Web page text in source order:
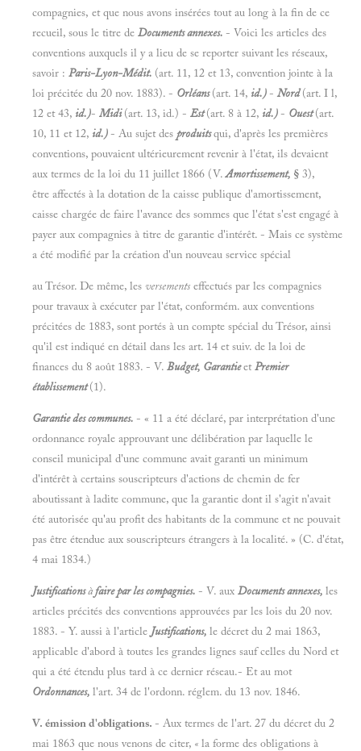
compagnies, et que nous avons insérées tout au long à la fin de ce
recueil, sous le titre de Documents annexes. - Voici les articles des
conventions auxquels il y a lieu de se reporter suivant les réseaux,
savoir : Paris-Lyon-Médit. (art. 11, 12 et 13, convention jointe à la
loi précitée du 20 nov. 1883). - Orléans (art. 14, id.)- Nord (art. I l,
12 et 43, id.)- Midi(art. 13, id.) - Est (art. 8 à 12, id.)- Ouest (art.
10, 11 et 12, id.)- Au sujet des produitsqui, d'après les premières
conventions, pouvaient ultérieurement revenir à l'état, ils devaient
aux termes de la loi du 11 juillet 1866 (V.Amortissement, § 3),
être affectés à la dotation de la caisse publique d'amortissement,
caisse chargée de faire l'avance des sommes que l'état s'est engagé à
payer aux compagnies à titre de garantie d'intérêt. - Mais ce système
a été modifié par la création d'un nouveau service spécial
au Trésor. De même, les versements effectués par les compagnies
pour travaux à exécuter par l'état, conformém. aux conventions
précitées de 1883, sont portés à un compte spécial du Trésor, ainsi
qu'il est indiqué en détail dans les art. 14 et suiv. de la loi de
finances du 8 août 1883. - V. Budget, GarantieetPremier
établissement (1).
Garantie des communes. - « 11 a été déclaré, par interprétation d'une
ordonnance royale approuvant une délibération par laquelle le
conseil municipal d'une commune avait garanti un minimum
d'intérêt à certains souscripteurs d'actions de chemin de fer
aboutissant à ladite commune, que la garantie dont il s'agit n'avait
été autorisée qu'au profit des habitants de la commune et ne pouvait
pas être étendue aux souscripteurs étrangers à la localité. » (C. d'état,
4 mai 1834.)
Justificationsàfaire par les compagnies. - V. aux Documents annexes, les
articles précités des conventions approuvées par les lois du 20 nov.
1883. - Y. aussi à l'article Justifications, le décret du 2 mai 1863,
applicable d'abord à toutes les grandes lignes sauf celles du Nord et
qui a été étendu plus tard à ce dernier réseau.- Et au mot
Ordonnances, l'art. 34 de l'ordonn. réglem. du 13 nov. 1846.
V. émission d'obligations. - Aux termes de l'art. 27 du décret du 2
mai 1863 que nous venons de citer, « la forme des obligations à